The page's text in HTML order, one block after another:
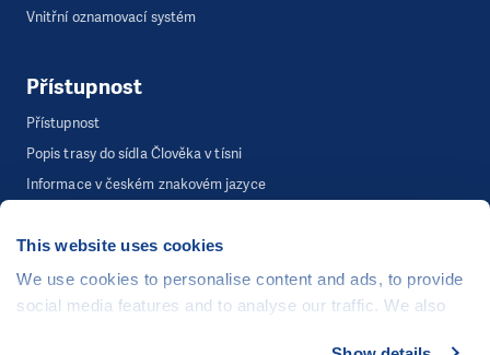
This website uses cookies
We use cookies to personalise content and ads, to provide
social media features and to analyse our traffic. We also
Vnitřní oznamovací systém
Přístupnost
Přístupnost
Popis trasy do sídla Člověka v tísni
Informace v českém znakovém jazyce
Webová stránka běží na bezplatně poskytnutém server hostingu od
CZECHIA.COM . Děkujeme.